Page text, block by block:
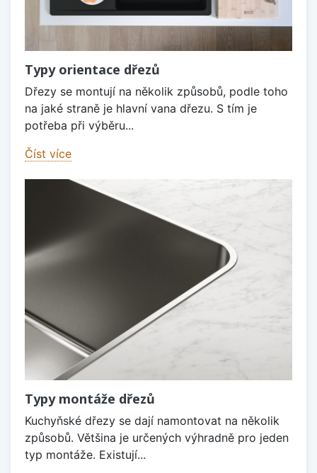
Typy orientace dřezů
Dřezy se montují na několik způsobů, podle toho
na jaké straně je hlavní vana dřezu. S tím je
potřeba při výběru...
Číst více
Typy montáže dřezů
Kuchyňské dřezy se dají namontovat na několik
způsobů. Většina je určených výhradně pro jeden
typ montáže. Existují...